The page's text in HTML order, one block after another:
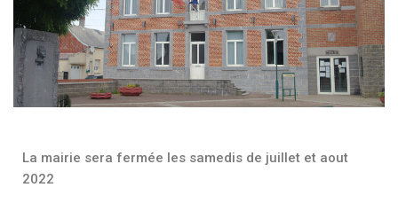
La mairie sera fermée les samedis de juillet et aout
2022